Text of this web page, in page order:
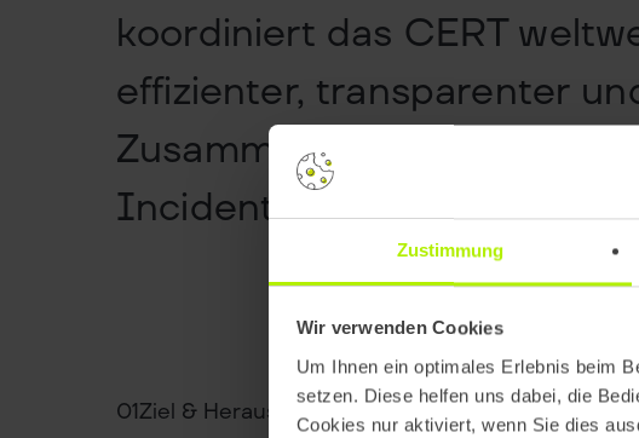
Zustimmung
Wir verwenden Cookies
Um Ihnen ein optimales Erlebnis beim
setzen. Diese helfen uns dabei, die
Cookies nur aktiviert, wenn Sie dies
koordiniert das CERT
effizienter, transparenter
Zusammenarbeit mit
Incident Tracker.
01Ziel & Herausforderung